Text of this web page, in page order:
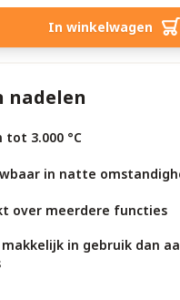
In winkelwagen
nadelen
tot 3.000 °C
in natte
over meerdere functies
in gebruik dan